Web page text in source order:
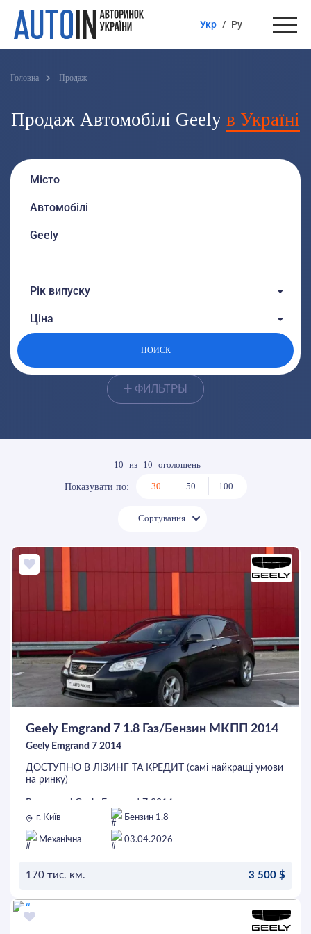
Укр / Ру
Головна Продаж
Продаж Автомобілі Geely в Україні
Рік випуску
Ціна
ПОИСК
+ ФИЛЬТРЫ
10 из 10 оголошень
Показувати по: 30 50 100
Сортування
Geely Emgrand 7 1.8 Газ/Бензин МКПП 2014
Geely Emgrand 7 2014
ДОСТУПНО В ЛІЗИНГ ТА КРЕДИТ (самі найкращі умови
на ринку)
Автомобіль продається від власника.
На останньому регламентному ТО було зроблено заміну
гальмівних дисків та колодок, масла в ДВС.
Авто в гарному стані, на повному ходу.
Можлива додаткова перевірка на СТО.
Комплектація:
• Автоматична ксенонова оптика
г. Київ Бензин 1.8
Механічна 03.04.2026
170 тис. км. 3 500 $
ОСТАВИТЬ ЗАЯВКУ